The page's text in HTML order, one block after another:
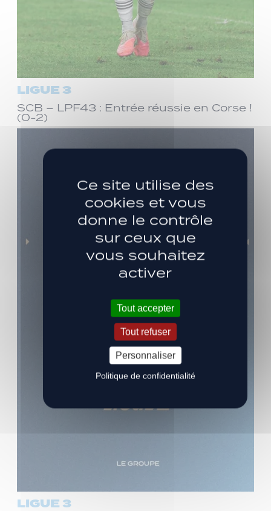
LIGUE 3
SCB – LPF43 : Entrée réussie en Corse !
(0-2)
LIGUE 3
Ce site utilise des
cookies et vous
donne le contrôle
sur ceux que
vous souhaitez
activer
Tout accepter
Tout refuser
Personnaliser
Politique de confidentialité